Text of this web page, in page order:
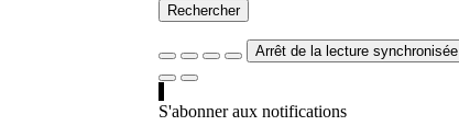
Rechercher
Arrêt de la lecture synchronisée
S'abonner aux notifications